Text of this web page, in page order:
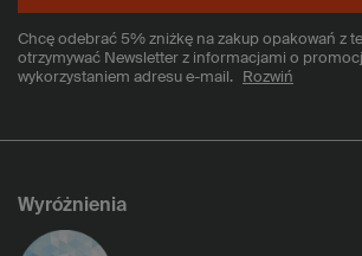
Chcę odebrać 5% zniżkę na zakup opakowań z
otrzymywać Newsletter z informacjami o
wykorzystaniem adresu e-mail.
Rozwiń
Wyróżnienia